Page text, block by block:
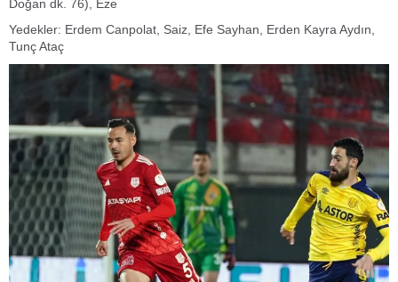
Doğan dk. 76), Eze
Yedekler: Erdem Canpolat, Saiz, Efe Sayhan, Erden Kayra Aydın,
Tunç Ataç